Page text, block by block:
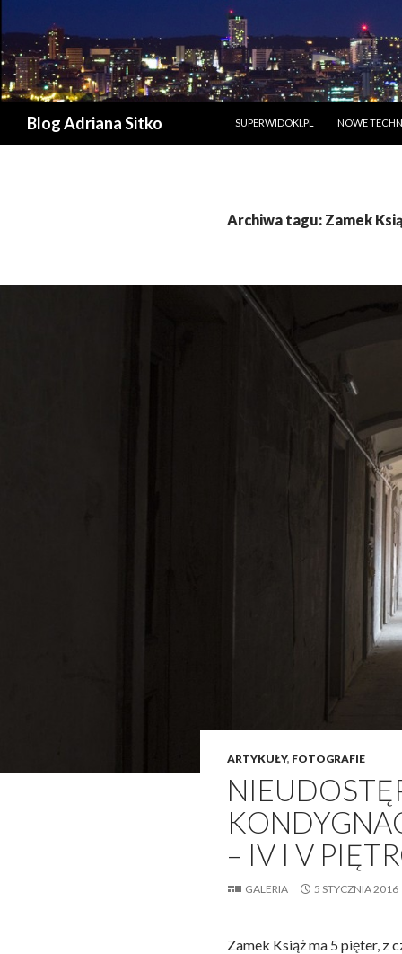
Blog Adriana Sitko
SUPERWIDOKI.PL
NOWE
Archiwa tagu: Zamek
ARTYKUŁY, FOTOGRAFIE
– IV I V
GALERIA 5 STYCZNIA 2016
Zamek Książ ma 5 pięter, z